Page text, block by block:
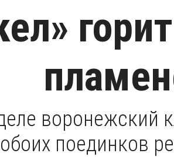
воронежский
поединков